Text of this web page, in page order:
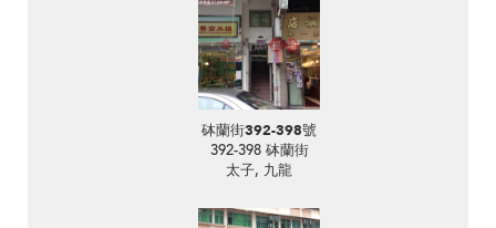
砵蘭街392-398號
392-398 砵蘭街
太子, 九龍